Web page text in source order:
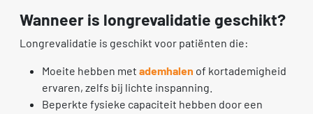
Wanneer is longrevalidatie geschikt?
Longrevalidatie is geschikt voor patiënten die:
Moeite hebben met ademhalen of kortademigheid
ervaren, zelfs bij lichte inspanning.
Beperkte fysieke capaciteit hebben door een